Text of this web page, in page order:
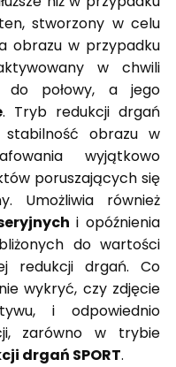
stworzony w celu
obrazu w przypadku
w chwili
do połowy, a jego
. Tryb redukcji drgań
stabilność obrazu w
wyjątkowo
poruszających się
Umożliwia również
i opóźnienia
do wartości
redukcji drgań. Co
wykryć, czy zdjęcie
i odpowiednio
zarówno w trybie
drgań SPORT.